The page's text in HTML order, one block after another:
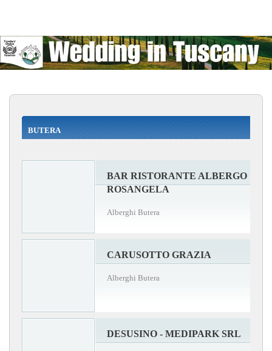
BUTERA
BAR RISTORANTE ALBERGO
ROSANGELA
Alberghi Butera
CARUSOTTO GRAZIA
Alberghi Butera
DESUSINO - MEDIPARK SRL